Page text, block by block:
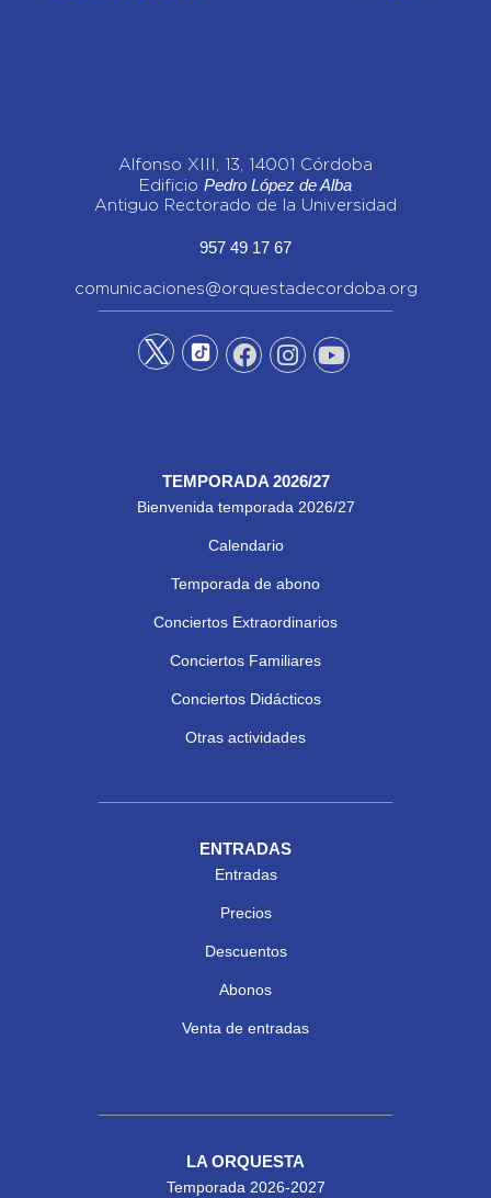
Alfonso XIII, 13, 14001 Córdoba
Edificio Pedro López de Alba
Antiguo Rectorado de la Universidad
957 49 17 67
comunicaciones@orquestadecordoba.org
TEMPORADA 2026/27
Bienvenida temporada 2026/27
Calendario
Temporada de abono
Conciertos Extraordinarios
Conciertos Familiares
Conciertos Didácticos
Otras actividades
ENTRADAS
Entradas
Precios
Descuentos
Abonos
Venta de entradas
LA ORQUESTA
Temporada 2026-2027